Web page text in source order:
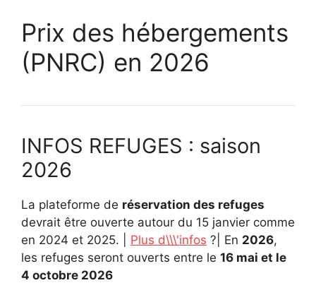
Prix des hébergements
(PNRC) en 2026
INFOS REFUGES : saison
2026
La plateforme de réservation des refuges
devrait être ouverte autour du 15 janvier comme
en 2024 et 2025. | Plus d\\\'infos ?| En 2026,
les refuges seront ouverts entre le 16 mai et le
4 octobre 2026